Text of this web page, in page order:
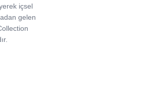
içsel
gelen